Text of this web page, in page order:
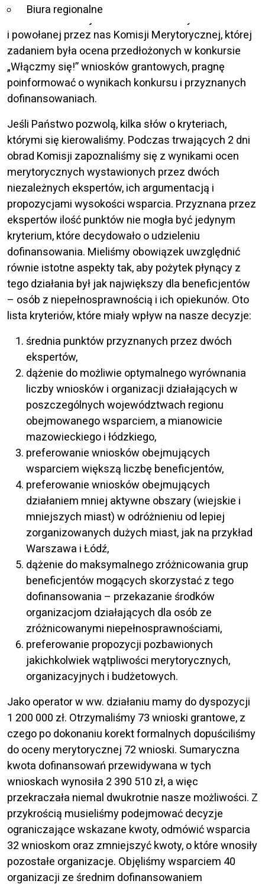
Biura regionalne
w imieniu Fundacji Szansa – Jesteśmy Razem
i powołanej przez nas Komisji Merytorycznej, której
zadaniem była ocena przedłożonych w konkursie
„Włączmy się!” wniosków grantowych, pragnę
poinformować o wynikach konkursu i przyznanych
dofinansowaniach.
Jeśli Państwo pozwolą, kilka słów o kryteriach,
którymi się kierowaliśmy. Podczas trwających 2 dni
obrad Komisji zapoznaliśmy się z wynikami ocen
merytorycznych wystawionych przez dwóch
niezależnych ekspertów, ich argumentacją i
propozycjami wysokości wsparcia. Przyznana przez
ekspertów ilość punktów nie mogła być jedynym
kryterium, które decydowało o udzieleniu
dofinansowania. Mieliśmy obowiązek uwzględnić
równie istotne aspekty tak, aby pożytek płynący z
tego działania był jak największy dla beneficjentów
– osób z niepełnosprawnością i ich opiekunów. Oto
lista kryteriów, które miały wpływ na nasze decyzje:
średnia punktów przyznanych przez dwóch
ekspertów,
dążenie do możliwie optymalnego wyrównania
liczby wniosków i organizacji działających w
poszczególnych województwach regionu
obejmowanego wsparciem, a mianowicie
mazowieckiego i łódzkiego,
preferowanie wniosków obejmujących
wsparciem większą liczbę beneficjentów,
preferowanie wniosków obejmujących
działaniem mniej aktywne obszary (wiejskie i
mniejszych miast) w odróżnieniu od lepiej
zorganizowanych dużych miast, jak na przykład
Warszawa i Łódź,
dążenie do maksymalnego zróżnicowania grup
beneficjentów mogących skorzystać z tego
dofinansowania – przekazanie środków
organizacjom działających dla osób ze
zróżnicowanymi niepełnosprawnościami,
preferowanie propozycji pozbawionych
jakichkolwiek wątpliwości merytorycznych,
organizacyjnych i budżetowych.
Jako operator w ww. działaniu mamy do dyspozycji
1 200 000 zł. Otrzymaliśmy 73 wnioski grantowe, z
czego po dokonaniu korekt formalnych dopuściliśmy
do oceny merytorycznej 72 wnioski. Sumaryczna
kwota dofinansowań przewidywana w tych
wnioskach wynosiła 2 390 510 zł, a więc
przekraczała niemal dwukrotnie nasze możliwości. Z
przykrością musieliśmy podejmować decyzje
ograniczające wskazane kwoty, odmówić wsparcia
32 wnioskom oraz zmniejszyć kwoty, o które wnosiły
pozostałe organizacje. Objęliśmy wsparciem 40
organizacji ze średnim dofinansowaniem